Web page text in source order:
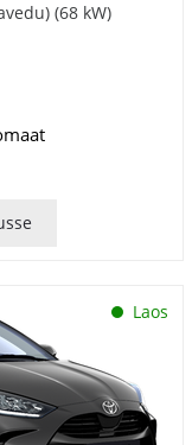
(68 kW)
Laos